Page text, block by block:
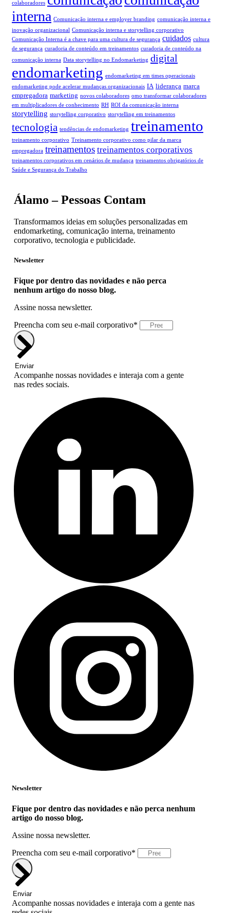
colaboradores
interna Comunicação interna e employer branding comunicação interna e
inovação organizacional Comunicação interna e storytelling corporativo
Comunicação Interna é a chave para uma cultura de segurança cuidados cultura
de segurança curadoria de conteúdo em treinamentos curadoria de conteúdo na
comunicação interna Data storytelling no Endomarketing digital
endomarketing endomarketing em times operacionais
endomarketing pode acelerar mudanças organizacionais IA liderança marca
empregadora marketing novos colaboradores omo transformar colaboradores
em multiplicadores de conhecimento RH ROI da comunicação interna
storytelling storytelling corporativo storytelling em treinamentos
tecnologia tendências de endomarketing treinamento
treinamento corporativo Treinamento corporativo como pilar da marca
empregadora treinamentos treinamentos corporativos
treinamentos corporativos em cenários de mudança treinamentos obrigatórios de
Saúde e Segurança do Trabalho
Álamo – Pessoas Contam
Transformamos ideias em soluções personalizadas em
endomarketing, comunicação interna, treinamento
corporativo, tecnologia e publicidade.
Newsletter
Fique por dentro das novidades e não perca
nenhum artigo do nosso blog.
Assine nossa newsletter.
Preencha com seu e-mail corporativo*
Enviar
Acompanhe nossas novidades e interaja com a gente
nas redes sociais.
Newsletter
Fique por dentro das novidades e não perca nenhum
artigo do nosso blog.
Assine nossa newsletter.
Preencha com seu e-mail corporativo*
Enviar
Acompanhe nossas novidades e interaja com a gente nas